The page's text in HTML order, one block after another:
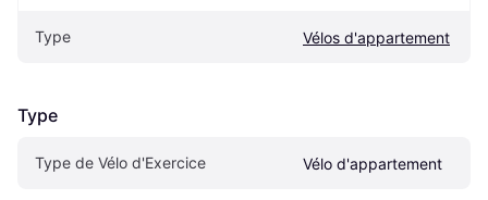
Type Vélos d'appartement
Type
Type de Vélo d'Exercice Vélo d'appartement